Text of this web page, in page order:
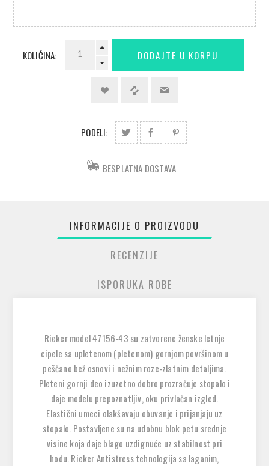
KOLIČINA:
PODELI:
BESPLATNA DOSTAVA
INFORMACIJE O PROIZVODU
RECENZIJE
ISPORUKA ROBE
Rieker model 47156-43 su zatvorene ženske letnje
cipele sa upletenom (pletenom) gornjom površinom u
peščano bež osnovi i nežnim roze-zlatnim detaljima.
Pleteni gornji deo izuzetno dobro prozračuje stopalo i
daje modelu prepoznatljiv, oku privlačan izgled.
Elastični umeci olakšavaju obuvanje i prijanjaju uz
stopalo. Postavljene su na udobnu blok petu srednje
visine koja daje blago uzdignuće uz stabilnost pri
hodu. Rieker Antistress tehnologija sa laganim,